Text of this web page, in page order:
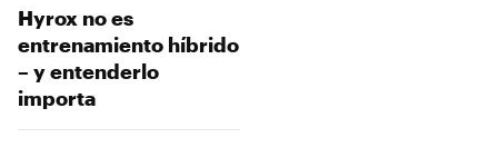
Hyrox no es
entrenamiento híbrido
– y entenderlo
importa